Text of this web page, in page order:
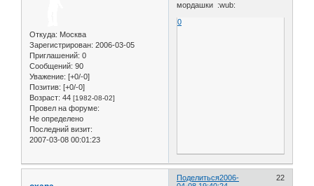
Откуда: Москва
Зарегистрирован: 2006-03-05
Приглашений: 0
Сообщений: 90
Уважение: [+0/-0]
Позитив: [+0/-0]
Возраст: 44 [1982-08-02]
Провел на форуме:
Не определено
Последний визит:
2007-03-08 00:01:23
мордашки :wub:
0
Поделиться 22
2006-